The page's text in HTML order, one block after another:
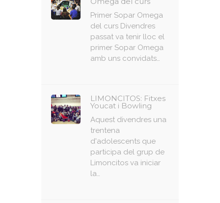
Primer Sopar Omega
del curs Divendres
passat va tenir lloc el
primer Sopar Omega
amb uns convidats…
LIMONCITOS: Fitxes
Youcat i Bowling
Aquest divendres una
trentena
d'adolescents que
participa del grup de
Limoncitos va iniciar
la…